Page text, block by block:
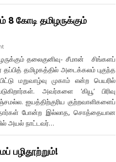
கோடி தமிழருக்கும்
தலைகுனிவு- சீமான் சிங்களப்
தமிழகத்தில் அடைக்கலம் புகுந்த
மறுவாழ்வு முகாம் என்ற பெயரில்
அவர்களை ‘கியூ’ பிரிவு
ஐயத்திற்குரிய குற்றவாளிகளைப்
போன்ற இல்லாத, சொத்தையான
அயல் நாட்டவர்…
பழிதூற்றும்!